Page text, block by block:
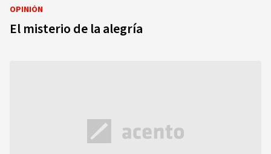
OPINIÓN
El misterio de la alegría